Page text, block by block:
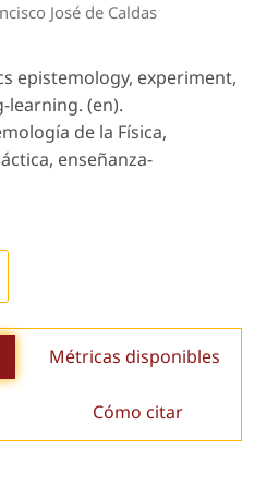
José de Caldas
epistemology, experiment,
learning. (en).
de la Física,
enseñanza-
Métricas disponibles
Cómo citar